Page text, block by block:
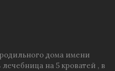
дома имени
на 5 кроватей , в